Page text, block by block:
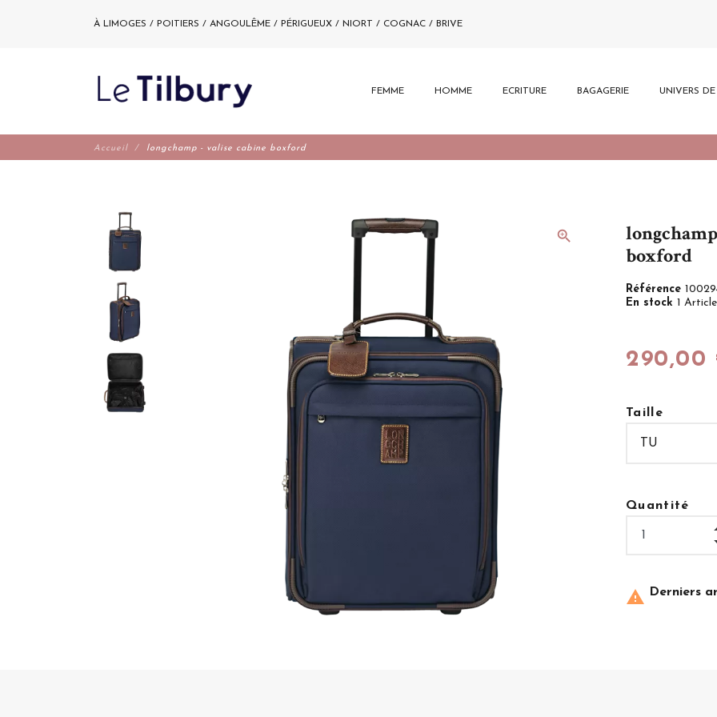
À LIMOGES / POITIERS / ANGOULÊME / PÉRIGUEUX / NIORT / COGNAC / BRIVE
FEMME HOMME ECRITURE BAGAGERIE UNIVERS
Accueil longchamp - valise cabine boxford
zoom_in
boxford
Référence
En stock 1 Article
290,00
Taille
Quantité
 Derniers